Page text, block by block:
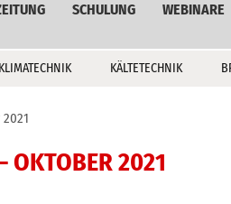
SCHULUNG WEBINARE
KLIMATECHNIK KÄLTETECHNIK
OKTOBER 2021